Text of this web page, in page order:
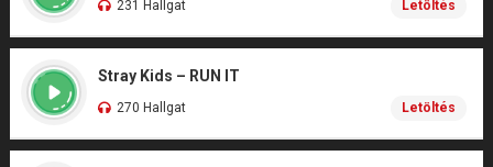
231 Hallgat Letöltés
Stray Kids – RUN IT
270 Hallgat Letöltés